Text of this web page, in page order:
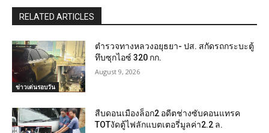
RELATED ARTICLES
ข่าวเด่นรอบวัน
ตำรวจทางหลวงอยุธยา- ปส. สกัดรถกระบะตู้
ทึบซุกไอซ์ 320 กก.
August 9, 2026
สืบดอนเมืองล็อก2 อดีตช่างซับคอนแทรค
TOTงัดตู้ไฟลักแบตเตอรี่มูลค่า2.2 ล.